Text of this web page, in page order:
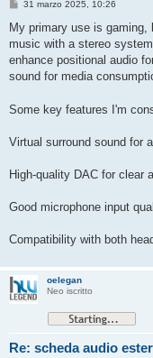
M
s
s
a
g
i
31 marzo 2025, 10:26
My primary use is
music with a stereo
enhance positional audio
sound for media
Some key features I'm
Virtual surround sound for
High-quality DAC for clear
Good microphone input
Compatibility with both
oelegan
Neo iscritto
Re: scheda audio